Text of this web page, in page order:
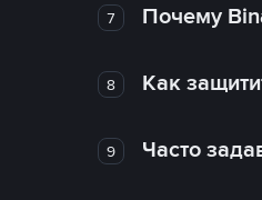
7 Почему
8 Как
9 Часто